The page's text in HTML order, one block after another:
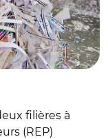
filières à
(REP)